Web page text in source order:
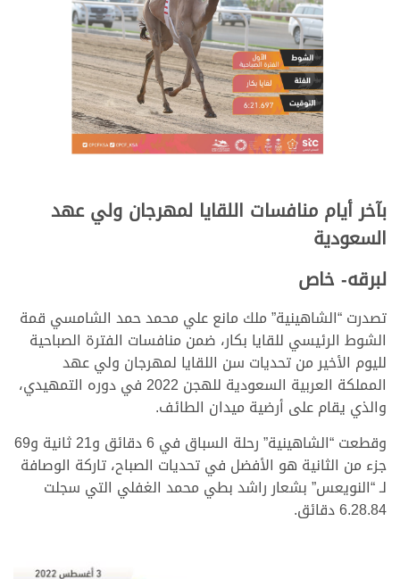
بآخر أيام منافسات اللقايا لمهرجان ولي عهد
السعودية
لبرقه- خاص
تصدرت “الشاهينية” ملك مانع علي محمد حمد الشامسي قمة
الشوط الرئيسي للقايا بكار، ضمن منافسات الفترة الصباحية
لليوم الأخير من تحديات سن اللقايا لمهرجان ولي عهد
المملكة العربية السعودية للهجن 2022 في دوره التمهيدي،
والذي يقام على أرضية ميدان الطائف.
وقطعت “الشاهينية” رحلة السباق في 6 دقائق و21 ثانية و69
جزء من الثانية هو الأفضل في تحديات الصباح، تاركة الوصافة
لـ “النويعس” بشعار راشد بطي محمد الغفلي التي سجلت
6.28.84 دقائق.